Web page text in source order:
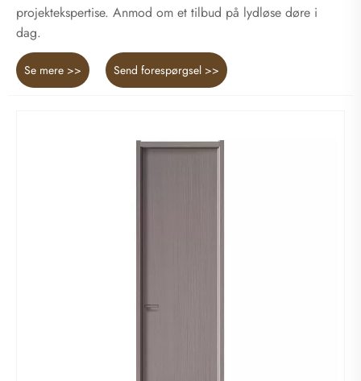
projektekspertise. Anmod om et tilbud på lydløse døre i
dag.
Se mere >> Send forespørgsel >>